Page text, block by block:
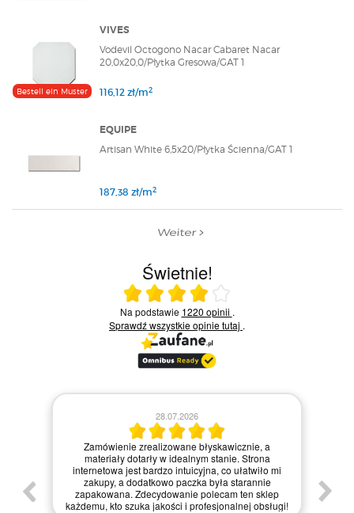
Bestell ein Muster
VIVES
Vodevil Octogono Nacar Cabaret Nacar
20,0x20,0/Płytka Gresowa/GAT 1
116,12 zł/m2
EQUIPE
Artisan White 6,5x20/Płytka Ścienna/GAT 1
187,38 zł/m2
Weiter
Świetnie!
Ocena średnia 4 na 5
Na podstawie 1220 opinii .
Sprawdź wszystkie opinietutaj .
28.07.2026
Zamówienie zrealizowane błyskawicznie, a
materiały dotarły w idealnym stanie. Strona
internetowa jest bardzo intuicyjna, co ułatwiło mi
zakupy, a dodatkowo paczka była starannie
zapakowana. Zdecydowanie polecam ten sklep
każdemu, kto szuka jakości i profesjonalnej obsługi!